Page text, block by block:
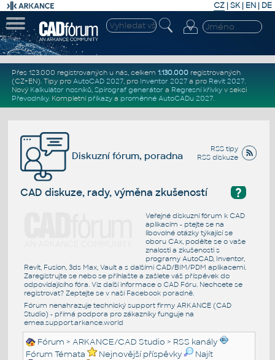
CZ | SK| EN | DE
Přes 123.000 registrovaných u nás, celkem 1.130.000registrovaných
(CZ+EN). Tipy pro AutoCAD 2027, pro Inventor 2027a pro Revit 2027.
Nový Kalkulátor nosníků, Spirograf generátor a Regresní křivkyv sekci
Převodníky. Kompletní příkazya proměnné AutoCADu 2027.
RSS tipy
RSS diskuze
Diskuzní fórum, poradna
?
CAD diskuze, rady, výměna zkušeností
Veřejné diskuzní fórum k CAD
aplikacím - ptejte se na
libovolné otázky týkající se
oboru CAx, podělte se o vaše
znalosti a zkušenosti s
programy AutoCAD, Inventor,
Revit, Fusion, 3ds Max, Vault a s dalšími CAD/BIM/PDM aplikacemi.
Zaregistrujte se nebo se přihlašte a zašlete váš příspěvek do
odpovídajícího fóra. Viz další informace o CAD Fóru. Nechcete se
registrovat? Zeptejte se v naší Facebook poradně.
Fórum nenahrazuje technický support firmy ARKANCE (CAD
Studio) - přímá podpora pro zákazníky funguje na
emea.support.arkance.world
Fórum >ARKANCE/CAD Studio > RSS kanály
Fórum Témata
Nejnovější příspěvky
Najít